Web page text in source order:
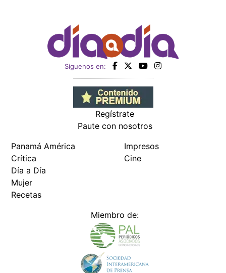
Siguenos en:
Regístrate
Paute con nosotros
Panamá América
Crítica
Día a Día
Mujer
Recetas
Impresos
Cine
Miembro de: